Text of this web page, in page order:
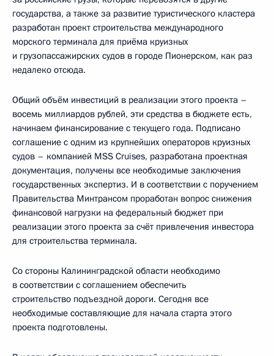
государства, а также за развитие туристического кластера
разработан проект строительства международного
морского терминала для приёма круизных
и грузопассажирских судов в городе Пионерском, как раз
недалеко отсюда.
Общий объём инвестиций в реализации этого проекта –
восемь миллиардов рублей, эти средства в бюджете есть,
начинаем финансирование с текущего года. Подписано
соглашение с одним из крупнейших операторов круизных
судов – компанией MSS Cruises, разработана проектная
документация, получены все необходимые заключения
государственных экспертиз. И в соответствии с поручением
Правительства Минтрансом проработан вопрос снижения
финансовой нагрузки на федеральный бюджет при
реализации этого проекта за счёт привлечения инвестора
для строительства терминала.
Со стороны Калининградской области необходимо
в соответствии с соглашением обеспечить
строительство подъездной дороги. Сегодня все
необходимые составляющие для начала старта этого
проекта подготовлены.